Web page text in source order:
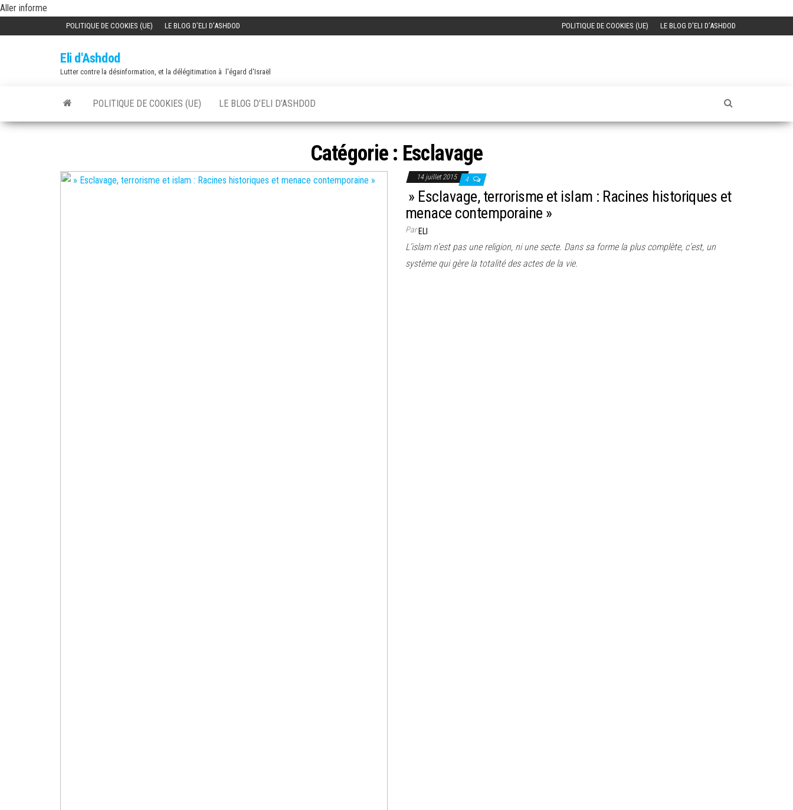
Aller informe
content
POLITIQUE DE COOKIES (UE) LE BLOG D’ELI D’ASHDOD POLITIQUE DE COOKIES (UE) LE BLOG D’ELI D’ASHDOD
Eli d'Ashdod
Lutter contre la désinformation, et la délégitimation à l'égard d'Israël
POLITIQUE DE COOKIES (UE) LE BLOG D’ELI D’ASHDOD
Catégorie : Esclavage
14 juillet 2015 4
» Esclavage, terrorisme et islam : Racines historiques et
menace contemporaine »
ParELI
L’islam n’est pas une religion, ni une secte. Dans sa forme la plus complète, c’est, un
système qui gère la totalité des actes de la vie.